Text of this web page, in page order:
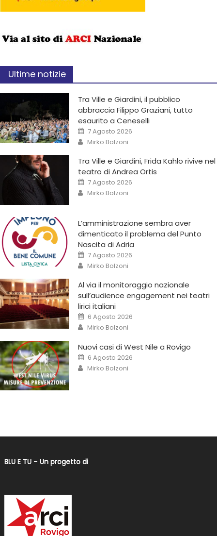
Ultime notizie
Tra Ville e Giardini, il pubblico
abbraccia Filippo Graziani, tutto
esaurito a Ceneselli
7 Agosto 2026
Mirko Bolzoni
Tra Ville e Giardini, Frida Kahlo rivive nel
teatro di Andrea Ortis
7 Agosto 2026
Mirko Bolzoni
L’amministrazione sembra aver
dimenticato il problema del Punto
Nascita di Adria
7 Agosto 2026
Mirko Bolzoni
Al via il monitoraggio nazionale
sull’audience engagement nei teatri
lirici italiani
6 Agosto 2026
Mirko Bolzoni
Nuovi casi di West Nile a Rovigo
6 Agosto 2026
Mirko Bolzoni
BLU E TU– Un progetto di